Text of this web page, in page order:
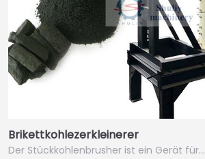
Brikettkohlezerkleinerer
Der Stückkohlenbrusher ist ein Gerät für…